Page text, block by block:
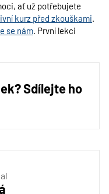
ať už potřebujete
kurz před zkouškami.
se nám. První lekci
Sdílejte ho